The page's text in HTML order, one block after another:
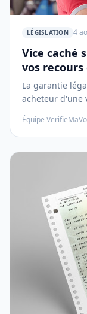
LÉGISLATION 4
Vice caché
vos recours
La garantie
acheteur d'une
en demeure,
recours.
Équipe